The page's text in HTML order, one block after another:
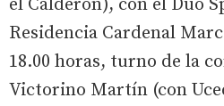
el Calderón), con el Dúo
Residencia Cardenal
18.00 horas, turno de la
Victorino Martín (con